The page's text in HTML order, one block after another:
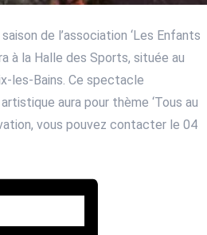
de l’association ‘Les Enfants
à la Halle des Sports, située au
les-Bains. Ce spectacle
aura pour thème ‘Tous au
vous pouvez contacter le 04